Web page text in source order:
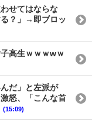
せてはならな
？」→即ブロッ
高生ｗｗｗwｗ
だ」と左派が
怒、「こんな首
(15:09)